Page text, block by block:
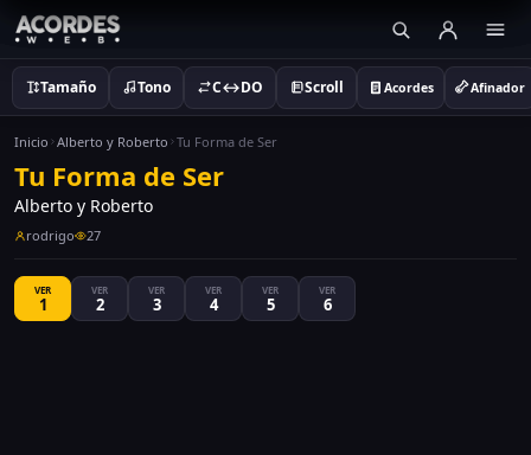
Tamaño Tono C↔DO Scroll Acordes Afinador
Inicio Alberto y Roberto Tu Forma de Ser
Tu Forma de Ser
Alberto y Roberto
rodrigo 27
VER
1
VER
2
VER
3
VER
4
VER
5
VER
6